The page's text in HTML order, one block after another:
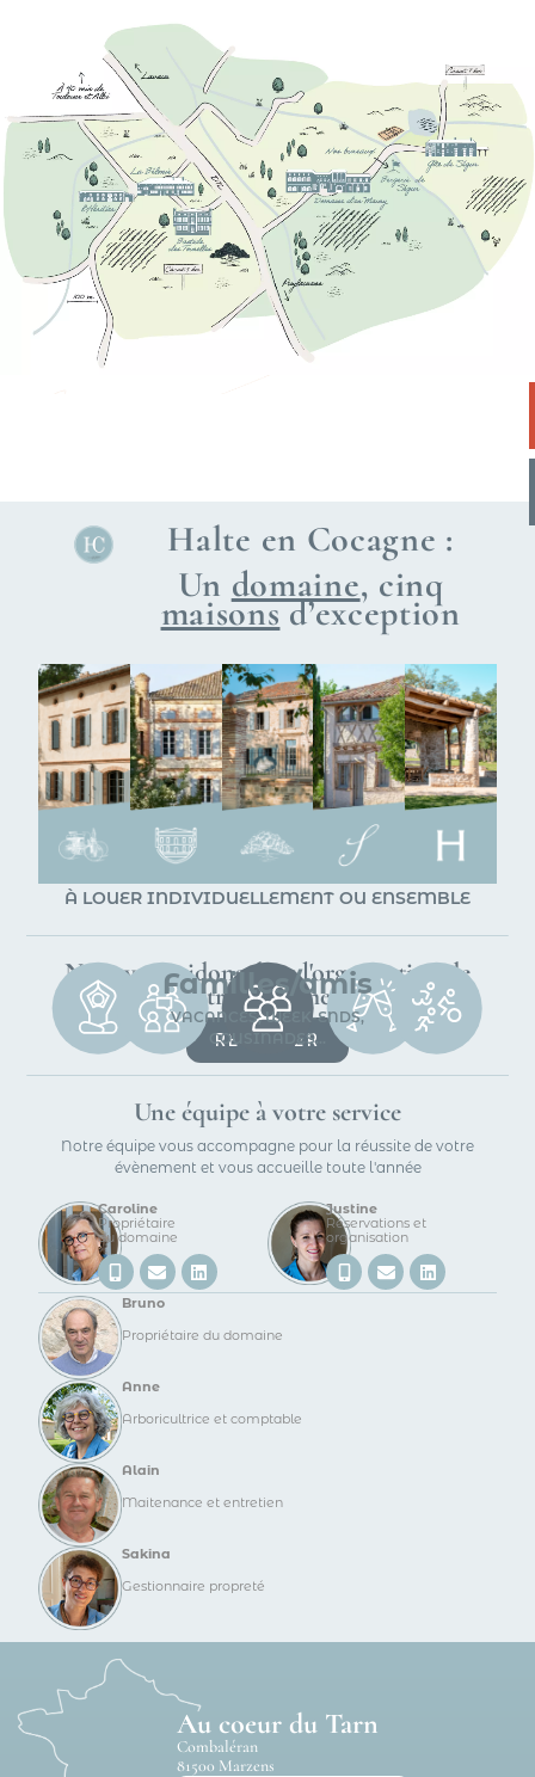
Halte en Cocagne :
Un domaine, cinq
maisonsd’exception
À LOUER INDIVIDUELLEMENT OU ENSEMBLE
Nous vous aidons dans l'organisation de
votre évènement
Familles/amis
VACANCES, WEEK-ENDS,
COUSINADES...
RÉSERVER
Une équipe à votre service
Notre équipe vous accompagne pour la réussite de votre
évènement et vous accueille toute l'année
Caroline
Propriétaire
du domaine
Justine
Réservations et
organisation
Bruno
Propriétaire du domaine
Anne
Arboricultrice et comptable
Alain
Maitenance et entretien
Sakina
Gestionnaire propreté
Au coeur du Tarn
Combaléran
81500 Marzens